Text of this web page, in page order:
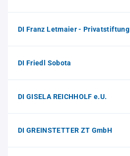
DI Franz Letmaier - Privatstiftung
DI Friedl Sobota
DI GISELA REICHHOLF e.U.
DI GREINSTETTER ZT GmbH